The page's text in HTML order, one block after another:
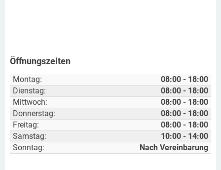
Öffnungszeiten
Montag:
08:00 - 18:00
Dienstag:
08:00 - 18:00
Mittwoch:
08:00 - 18:00
Donnerstag:
08:00 - 18:00
Freitag:
08:00 - 18:00
Samstag:
10:00 - 14:00
Sonntag:
Nach Vereinbarung